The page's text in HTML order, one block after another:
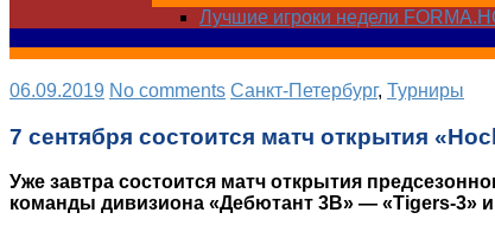
Лучшие игроки недели
06.09.2019 No comments Санкт-Петербург, Турниры
7 сентября состоится матч открытия
Уже завтра состоится матч открытия
команды дивизиона «Дебютант 3В» — «Tigers-3»